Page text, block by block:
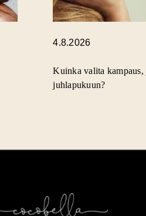
4.8.2026
Kuinka valita kampaus,
juhlapukuun?